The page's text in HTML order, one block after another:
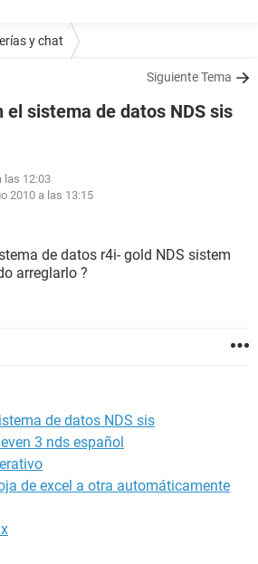
y chat
Siguiente Tema
el sistema de datos NDS sis
las 12:03
2010 a las 13:15
de datos r4i- gold NDS sistem
arreglarlo ?
de datos NDS sis
3 nds español
de excel a otra automáticamente